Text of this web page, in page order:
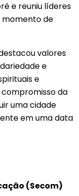
e reuniu líderes
momento de
valores
e
e
da
uma cidade
em uma data
(Secom)